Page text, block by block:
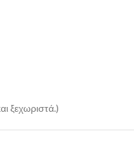
ξεχωριστά.)